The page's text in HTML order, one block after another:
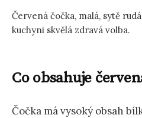
Červená čočka, malá, sytě
kuchyni skvělá zdravá volba.
Co obsahuje
Čočka má vysoký obsah